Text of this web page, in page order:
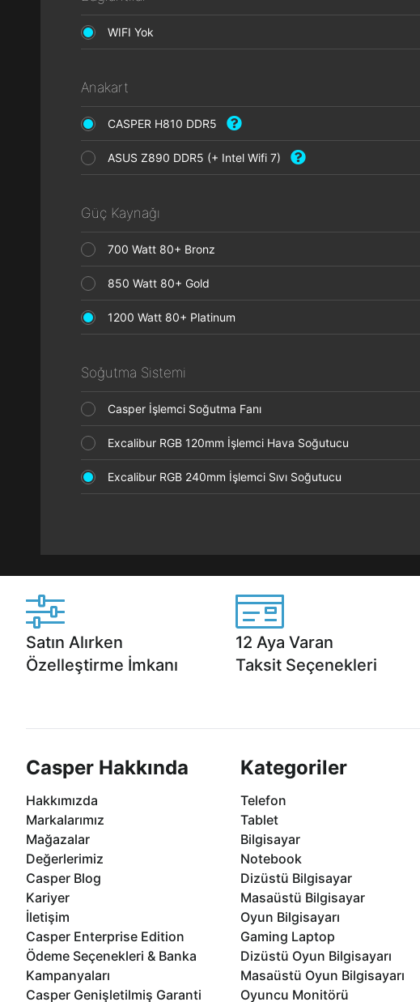
WIFI Yok
Anakart
CASPER H810 DDR5
ASUS Z890 DDR5 (+ Intel Wifi 7)
Güç Kaynağı
700 Watt 80+ Bronz
850 Watt 80+ Gold
1200 Watt 80+ Platinum
Soğutma Sistemi
Casper İşlemci Soğutma Fanı
Excalibur RGB 120mm İşlemci Hava Soğutucu
Excalibur RGB 240mm İşlemci Sıvı Soğutucu
Satın Alırken
Özelleştirme İmkanı
12 Aya Varan
Taksit Seçenekleri
Casper Hakkında
Hakkımızda
Markalarımız
Mağazalar
Değerlerimiz
Casper Blog
Kariyer
İletişim
Casper Enterprise Edition
Ödeme Seçenekleri & Banka
Kampanyaları
Casper Genişletilmiş Garanti
Kategoriler
Telefon
Tablet
Bilgisayar
Notebook
Dizüstü Bilgisayar
Masaüstü Bilgisayar
Oyun Bilgisayarı
Gaming Laptop
Dizüstü Oyun Bilgisayarı
Masaüstü Oyun Bilgisayarı
Oyuncu Monitörü